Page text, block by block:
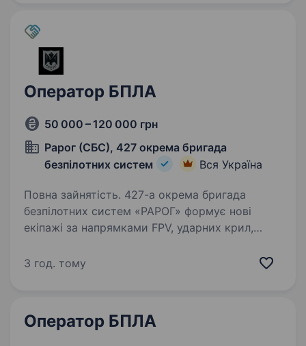
Оператор БПЛА
50 000 – 120 000 грн
Рарог (СБС), 427 окрема бригада
безпілотних систем
Вся Україна
Повна зайнятість. 427-а окрема бригада
безпілотних систем «РАРОГ» формує нові
екіпажі за напрямками FPV, ударних крил,
розвідка мавіками та наземні роботизовані
3 год. тому
Оператор БПЛА